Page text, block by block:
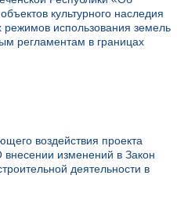
культурного наследия
режимов использования земель
регламентам в границах
воздействия проекта
внесении изменений в Закон
деятельности в